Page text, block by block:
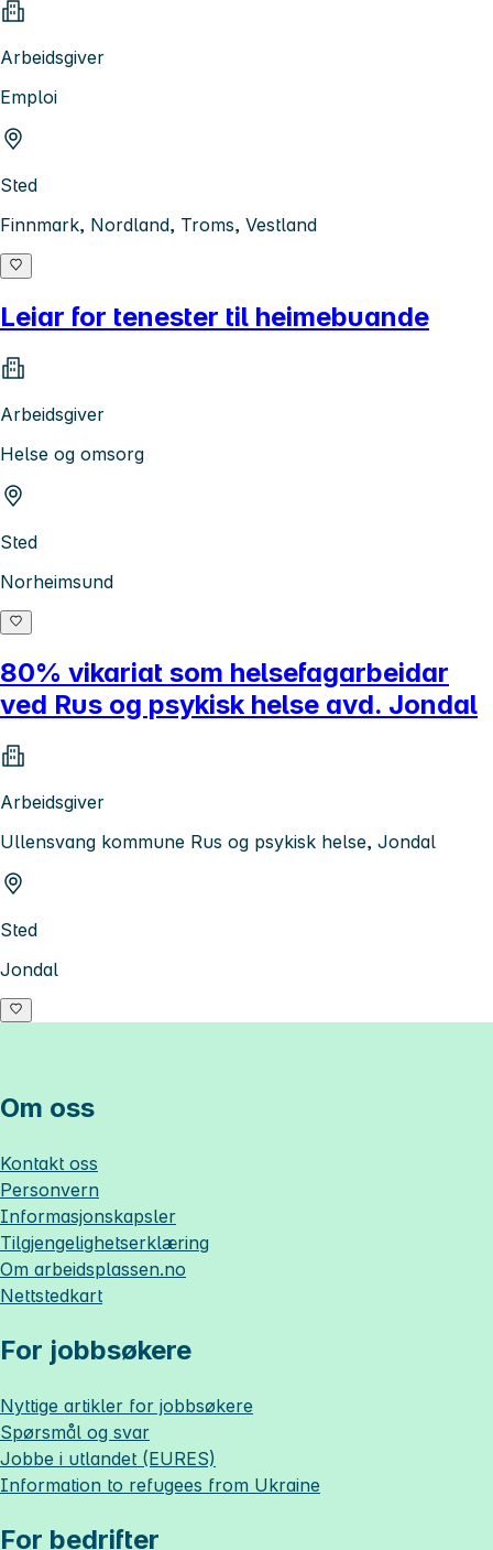
Arbeidsgiver
Emploi
Sted
Finnmark, Nordland, Troms, Vestland
Leiar for tenester til heimebuande
Arbeidsgiver
Helse og omsorg
Sted
Norheimsund
80% vikariat som helsefagarbeidar
ved Rus og psykisk helse avd. Jondal
Arbeidsgiver
Ullensvang kommune Rus og psykisk helse, Jondal
Sted
Jondal
Om oss
Kontakt oss
Personvern
Informasjonskapsler
Tilgjengelighetserklæring
Om arbeidsplassen.no
Nettstedkart
For jobbsøkere
Nyttige artikler for jobbsøkere
Spørsmål og svar
Jobbe i utlandet (EURES)
Information to refugees from Ukraine
For bedrifter